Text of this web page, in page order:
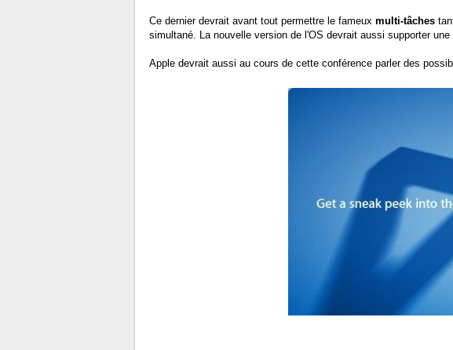
Ce dernier devrait avant tout permettre le fameux multi-tâches
simultané. La nouvelle version de l'OS devrait aussi supporter
Apple devrait aussi au cours de cette conférence parler des